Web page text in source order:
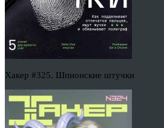
Хакер #325. Шпионские штучки